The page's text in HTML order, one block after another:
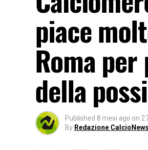
piace
Roma
della
Published 8 mesi ago on
By Redazione